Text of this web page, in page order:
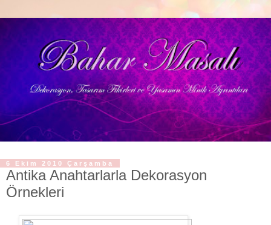
6 Ekim 2010 Çarşamba
Antika Anahtarlarla Dekorasyon
Örnekleri